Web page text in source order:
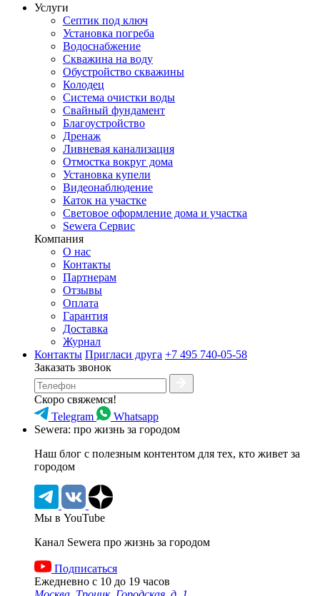
Услуги
Септик под ключ
Установка погреба
Водоснабжение
Скважина на воду
Обустройство скважины
Колодец
Система очистки воды
Свайный фундамент
Благоустройство
Дренаж
Ливневая канализация
Отмостка вокруг дома
Установка купели
Видеонаблюдение
Каток на участке
Световое оформление дома и участка
Sewera Сервис
Компания
О нас
Контакты
Партнерам
Отзывы
Оплата
Гарантия
Доставка
Журнал
Контакты Пригласи друга +7 495 740-05-58
Заказать звонок
Скоро свяжемся!
Telegram
Whatsapp
Sewera: про жизнь за городом
Наш блог c полезным контентом для тех, кто живет за
городом
Мы в YouTube
Канал Sewera про жизнь за городом
Подписаться
Ежедневно с 10 до 19 часов